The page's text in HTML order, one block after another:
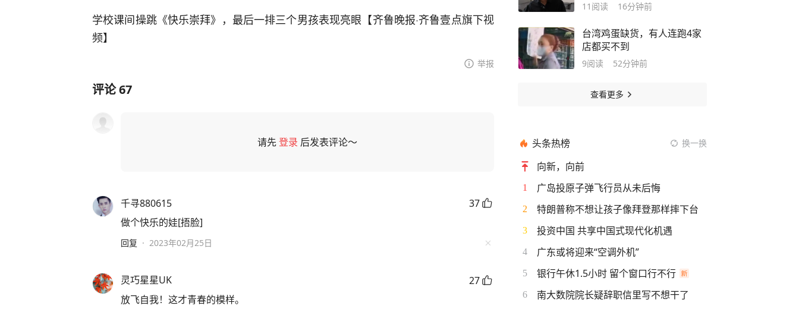
学校课间操跳《快乐崇拜》，最后一排三个男孩表现亮眼【齐鲁晚报·齐鲁壹点旗下视
频】
举报
评论67
请先登录 后发表评论～
千寻880615
37
做个快乐的娃[捂脸]
回复 · 2023年02月25日
灵巧星星UK
27
放飞自我！这才青春的模样。
11 阅读 16分钟前
台湾鸡蛋缺货，有人连跑4家
店都买不到
9阅读 52分钟前
查看更多
头条热榜 换一换
向新，向前
1 广岛投原子弹飞行员从未后悔
2 特朗普称不想让孩子像拜登那样摔下台
3 投资中国 共享中国式现代化机遇
4 广东或将迎来“空调外机”
5 银行午休1.5小时 留个窗口行不行
6 南大数院院长疑辞职信里写不想干了